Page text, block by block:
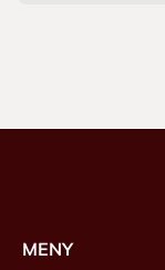
MENY